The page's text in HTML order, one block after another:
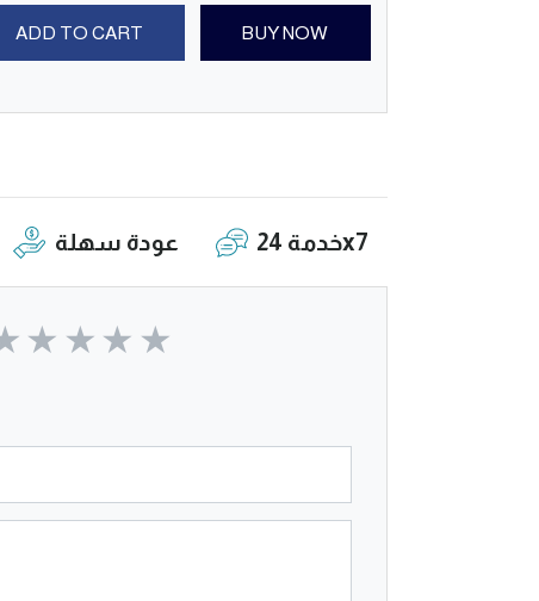
ADD TO CART BUY NOW
عودة سهلة خدمة 24x7